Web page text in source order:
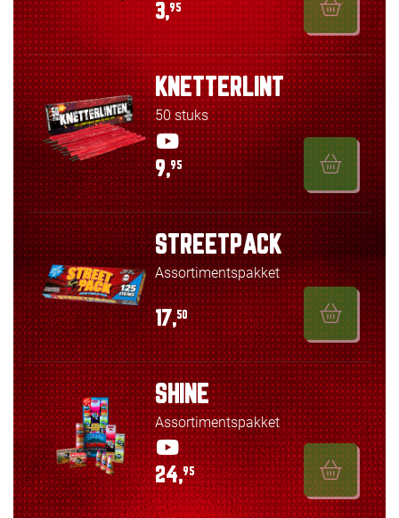
3,95
KNETTERLINT
50 stuks
9,95
STREETPACK
Assortimentspakket
17,50
SHINE
Assortimentspakket
24,95